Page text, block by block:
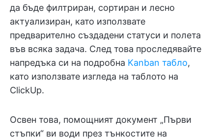
да бъде филтриран, сортиран и лесно
актуализиран, като използвате
предварително създадени статуси и полета
във всяка задача. След това проследявайте
напредъка си на подробна Kanban табло,
като използвате изгледа на таблото на
ClickUp.
Освен това, помощният документ „Първи
стъпки“ ви води през тънкостите на